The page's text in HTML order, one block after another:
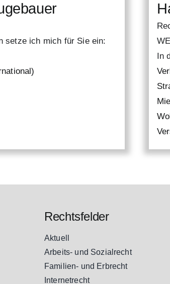
setze ich mich für Sie ein:
In
Rechtsfelder
Aktuell
Arbeits- und Sozialrecht
Familien- und Erbrecht
Internetrecht